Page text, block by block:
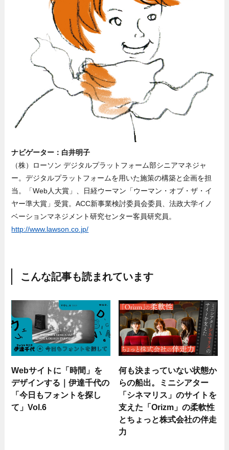
ナビゲーター：白井明子
（株）ローソン デジタルプラットフォーム部シニアマネジャ
ー。デジタルプラットフォームを用いた施策の構築と企画を担
当。「Web人大賞」、日経ウーマン「ウーマン・オブ・ザ・イ
ヤー準大賞」受賞。ACC新事業検討委員会委員、法政大学イノ
ベーションマネジメント研究センター客員研究員。
http://www.lawson.co.jp/
こんな記事も読まれています
Webサイトに「時間」を
デザインする｜伊達千代の
「今日もフォントを探し
て」Vol.6
何も決まっていない状態か
らの船出。ミニシアター
「シネマリス」のサイトを
支えた「Orizm」の柔軟性
とちょっと株式会社の伴走
力